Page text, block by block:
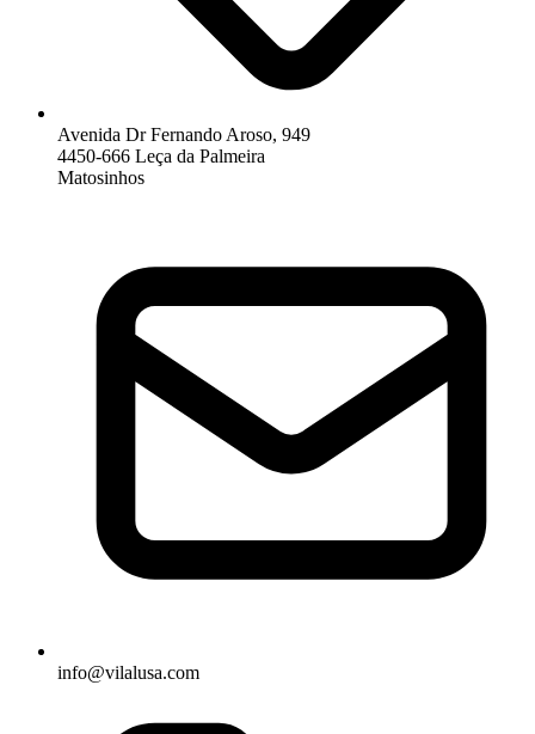
Avenida Dr Fernando Aroso, 949
4450-666 Leça da Palmeira
Matosinhos
info@vilalusa.com